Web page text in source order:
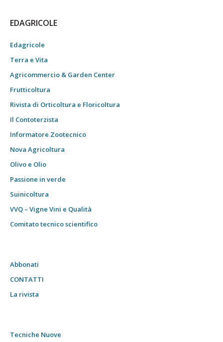
EDAGRICOLE
Edagricole
Terra e Vita
Agricommercio & Garden Center
Frutticoltura
Rivista di Orticoltura e Floricoltura
Il Contoterzista
Informatore Zootecnico
Nova Agricoltura
Olivo e Olio
Passione in verde
Suinicoltura
VVQ – Vigne Vini e Qualità
Comitato tecnico scientifico
Abbonati
CONTATTI
La rivista
Tecniche Nuove